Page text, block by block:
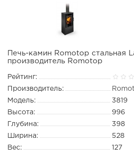
Печь-камин Romotop стальная
производитель Romotop
Рейтинг:
Производитель:
Модель:
3819
Высота:
996
Глубина:
398
Ширина:
528
Вес:
127